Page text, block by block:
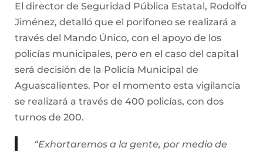
El director de Seguridad Pública Estatal, Rodolfo
Jiménez, detalló que el porifoneo se realizará a
través del Mando Único, con el apoyo de los
policías municipales, pero en el caso del capital
será decisión de la Policía Municipal de
Aguascalientes. Por el momento esta vigilancia
se realizará a través de 400 policías, con dos
turnos de 200.
“Exhortaremos a la gente, por medio de